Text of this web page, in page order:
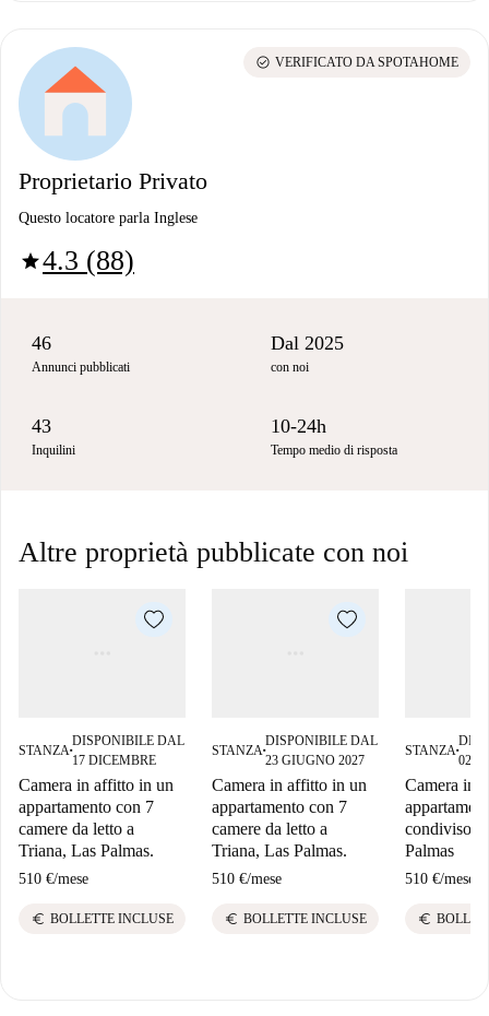
Proprietario Privato
Questo locatore parla Inglese
star4.3 (88)
check_circle VERIFICATO DA SPOTAHOME
46
Annunci pubblicati
Dal 2025
con noi
43
Inquilini
10-24h
Tempo medio di risposta
Altre proprietà pubblicate con noi
STANZA■
DISPONIBILE DAL
17 DICEMBRE
Camera in affitto in un
appartamento con 7
camere da letto a
Triana, Las Palmas.
510 €/mese
euro BOLLETTE INCLUSE
STANZA■
DISPONIBILE DAL
23 GIUGNO 2027
Camera in affitto in un
appartamento con 7
camere da letto a
Triana, Las Palmas.
510 €/mese
euro BOLLETTE INCLUSE
STANZA■
02
Camera in
condiviso,
Palmas
510 €/mese
euro